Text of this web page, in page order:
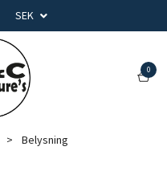
SEK
0
Belysning